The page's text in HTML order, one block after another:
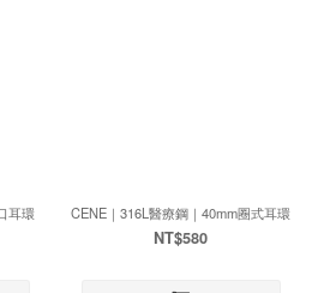
耳環 CENE｜316L醫療鋼｜40mm圈式耳環
NT$580